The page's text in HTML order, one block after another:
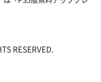
RESERVED.